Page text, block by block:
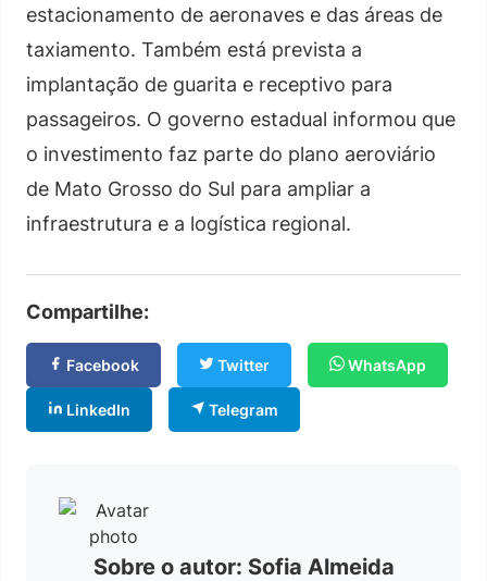
estacionamento de aeronaves e das áreas de
taxiamento. Também está prevista a
implantação de guarita e receptivo para
passageiros. O governo estadual informou que
o investimento faz parte do plano aeroviário
de Mato Grosso do Sul para ampliar a
infraestrutura e a logística regional.
Compartilhe:
Facebook Twitter WhatsApp
LinkedIn Telegram
Sobre o autor: Sofia Almeida